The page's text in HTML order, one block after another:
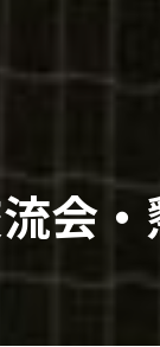
会